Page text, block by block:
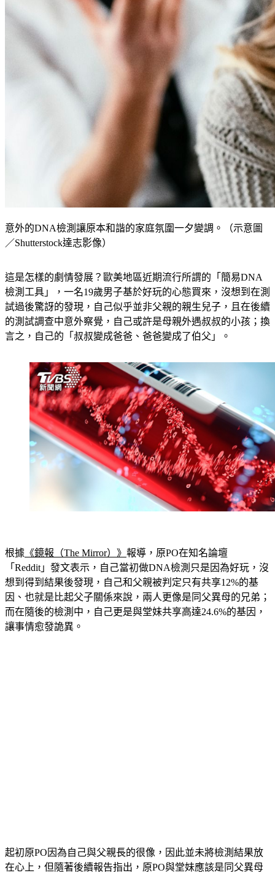
／Shutterstock達志影像）
檢測工具」，一名19歲男子基於好玩的心態買來，沒想到在測
試過後驚訝的發現，自己似乎並非父親的親生兒子，且在後續
的測試調查中意外察覺，自己或許是母親外遇叔叔的小孩；換
言之，自己的「叔叔變成爸爸、爸爸變成了伯父」。
「Reddit」發文表示，自己當初做DNA檢測只是因為好玩，沒
想到得到結果後發現，自己和父親被判定只有共享12%的基
因、也就是比起父子關係來說，兩人更像是同父異母的兄弟；
而在隨後的檢測中，自己更是與堂妹共享高達24.6%的基因，
讓事情愈發詭異。
在心上，但隨著後續報告指出，原PO與堂妹應該是同父異母
的妹妹，才讓事情的真相慢慢浮出水面。為了驗證自己的猜